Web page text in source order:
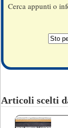
Cerca appunti o
Articoli scelti